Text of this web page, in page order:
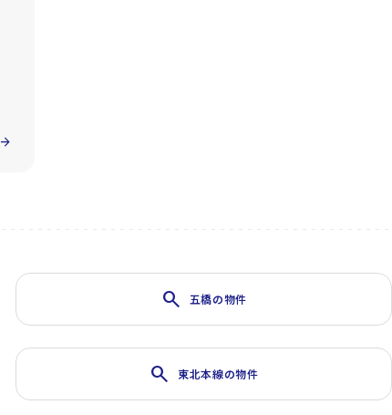
arrow_forward
search 五橋の物件
search 東北本線の物件